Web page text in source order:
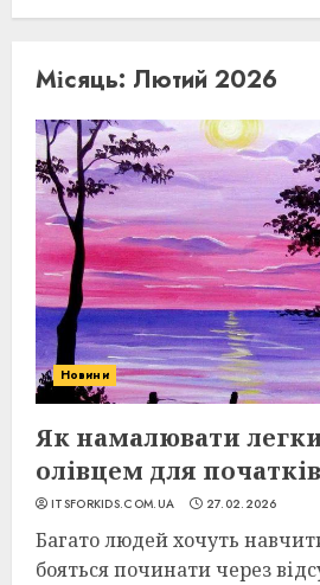
Місяць: Лютий 2026
Новини
Як намалювати
олівцем для
ITSFORKIDS.COM.UA 27.02.2026
Багато людей хочуть
бояться починати через